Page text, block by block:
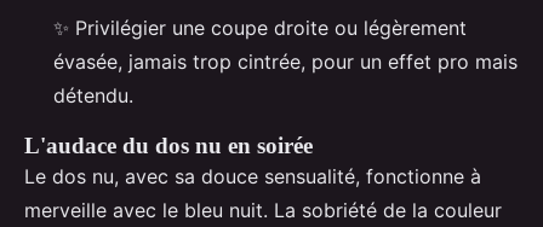
✨ Privilégier une coupe droite ou légèrement
évasée, jamais trop cintrée, pour un effet pro mais
détendu.
L'audace du dos nu en soirée
Le dos nu, avec sa douce sensualité, fonctionne à
merveille avec le bleu nuit. La sobriété de la couleur